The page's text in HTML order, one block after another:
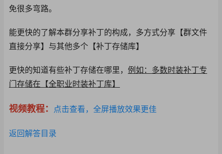
免很多弯路。
能更快的了解本群分享补丁的构成，多方式分享【群文件
直接分享】 与其他多个【补丁存储库】
更快的知道有些补丁存储在哪里， 例如：多数时装补丁专
门存储在【全职业时装补丁库】
视频教程： 点击查看，全屏播放效果更佳
返回解答目录